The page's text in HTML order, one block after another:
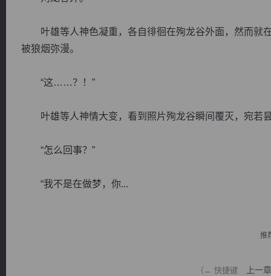
叶雄等人神色凝重，各自徘徊在殉龙谷外面，然而就
被狼烟弥漫。
“这……？！”
叶雄等人神情大变，看到照片殉龙谷瞬间覆灭，宛若
“怎么回事？”
“我不是在做梦，你...
推
（← 快捷键 上一章